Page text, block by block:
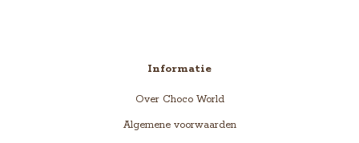
Informatie
Over Choco World
Algemene voorwaarden